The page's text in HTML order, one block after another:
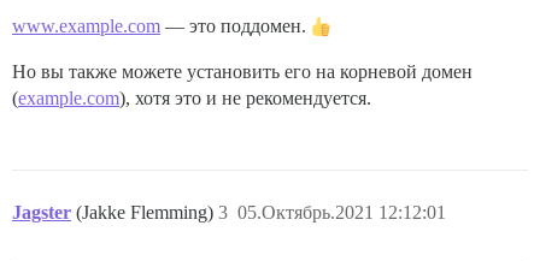
www.example.com — это поддомен.
Но вы также можете установить его на корневой домен
(example.com), хотя это и не рекомендуется.
Jagster (Jakke Flemming) 05.Октябрь.2021 12:12:01
3